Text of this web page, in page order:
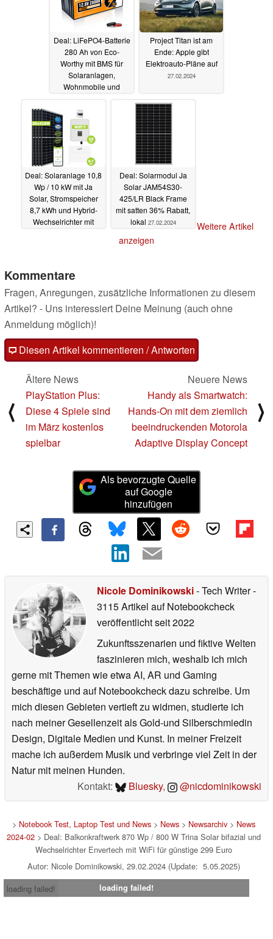
Deal: LiFePO4-Batterie
280 Ah von Eco-
Worthy mit BMS für
Solaranlagen,
Wohnmobile und
reduziert
Project Titan ist am
Ende: Apple gibt
Elektroauto-Pläne auf
27.02.2024
Deal: Solaranlage 10,8
Wp / 10 kW mit Ja
Solar, Stromspeicher
8,7 kWh und Hybrid-
Wechselrichter mit
Deal: Solarmodul Ja
Solar JAM54S30-
425/LR Black Frame
mit satten 36% Rabatt,
lokal 27.02.2024
Weitere Artikel
anzeigen
Kommentare
Fragen, Anregungen, zusätzliche Informationen zu diesem
Artikel? - Uns interessiert Deine Meinung (auch ohne
Anmeldung möglich)!
Diesen Artikel kommentieren / Antworten
⟨
Ältere News
PlayStation Plus:
Diese 4 Spiele sind
im März kostenlos
spielbar
Neuere News
Handy als Smartwatch:
Hands-On mit dem ziemlich
beeindruckenden Motorola
Adaptive Display Concept
⟩
Als bevorzugte Quelle
auf Google
hinzufügen
Nicole Dominikowski- Tech Writer-
3115 Artikel auf Notebookcheck
veröffentlichtseit 2022
Zukunftsszenarien und fiktive Welten
faszinieren mich, weshalb ich mich
gerne mit Themen wie etwa AI, AR und Gaming
beschäftige und auf Notebookcheck dazu schreibe. Um
mich diesen Gebieten vertieft zu widmen, studierte ich
nach meiner Gesellenzeit als Gold-und Silberschmiedin
Design, Digitale Medien und Kunst. In meiner Freizeit
mache ich außerdem Musik und verbringe viel Zeit in der
Natur mit meinen Hunden.
Kontakt:
Bluesky, @nicdominikowski
> Notebook Test, Laptop Test und News> News> Newsarchiv> News
2024-02> Deal: Balkonkraftwerk 870 Wp / 800 W Trina Solar bifazial und
Wechselrichter Envertech mit WiFi für günstige 299 Euro
Autor: Nicole Dominikowski, 29.02.2024 (Update: 5.05.2025)
loading failed!
loading failed!